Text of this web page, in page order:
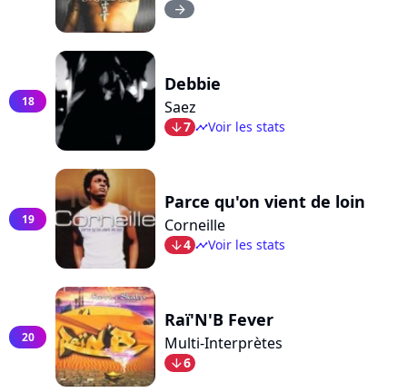
arrow_right
18
Debbie
Saez
arrow_bot7 timelineVoir les stats
19
Parce qu'on vient de loin
Corneille
arrow_bot4 timelineVoir les stats
20
Raï'N'B Fever
Multi-Interprètes
arrow_bot6